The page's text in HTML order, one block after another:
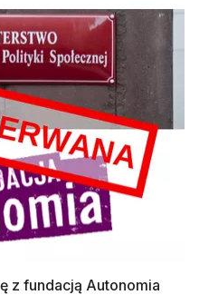
z fundacją Autonomia